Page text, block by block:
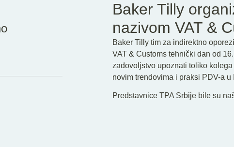
Baker Tilly
nazivom VAT &
Baker Tilly tim za indirektno
VAT & Customs tehnički dan od
zadovoljstvo upoznati toliko
novim trendovima i praksi PDV-a
Predstavnice TPA Srbije bile su